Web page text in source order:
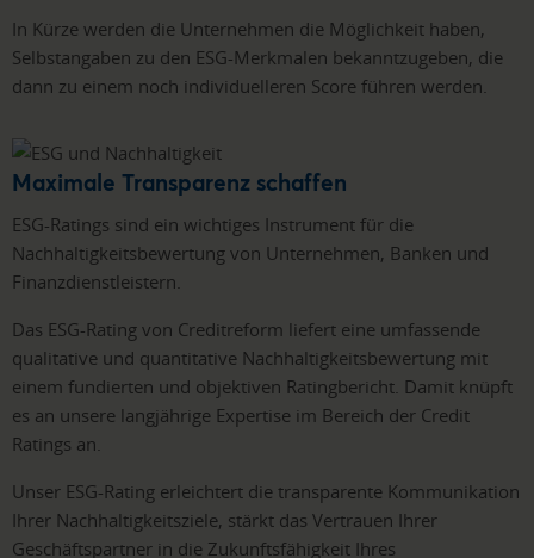
In Kürze werden die Unternehmen die Möglichkeit haben,
Selbstangaben zu den ESG-Merkmalen bekanntzugeben, die
dann zu einem noch individuelleren Score führen werden.
Maximale Transparenz schaffen
ESG-Ratings sind ein wichtiges Instrument für die
Nachhaltigkeitsbewertung von Unternehmen, Banken und
Finanzdienstleistern.
Das ESG-Rating von Creditreform liefert eine umfassende
qualitative und quantitative Nachhaltigkeitsbewertung mit
einem fundierten und objektiven Ratingbericht. Damit knüpft
es an unsere langjährige Expertise im Bereich der Credit
Ratings an.
Unser ESG-Rating erleichtert die transparente Kommunikation
Ihrer Nachhaltigkeitsziele, stärkt das Vertrauen Ihrer
Geschäftspartner in die Zukunftsfähigkeit Ihres